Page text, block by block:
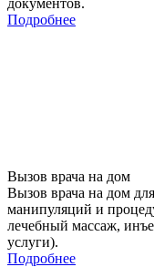
Подробнее
Вызов врача на дом
Вызов врача на дом
манипуляций и
лечебный массаж,
услуги).
Подробнее